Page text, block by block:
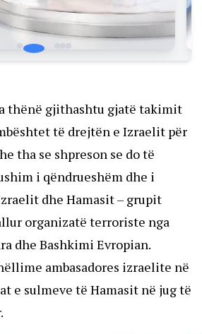
thënë gjithashtu gjatë takimit
të drejtën e Izraelit për
tha se shpreson se do të
i qëndrueshëm dhe i
dhe Hamasit – grupit
organizatë terroriste nga
dhe Bashkimi Evropian.
ambasadores izraelite në
e sulmeve të Hamasit në jug të